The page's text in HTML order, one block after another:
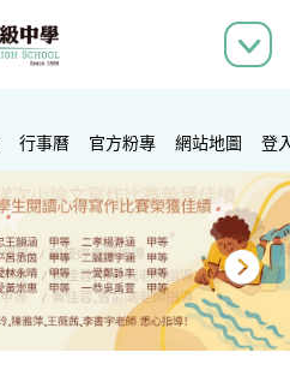
行事曆 官方粉專 網站地圖 登